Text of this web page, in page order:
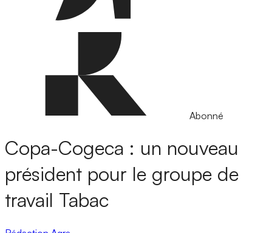
Abonné
Copa-Cogeca : un nouveau
président pour le groupe de
travail Tabac